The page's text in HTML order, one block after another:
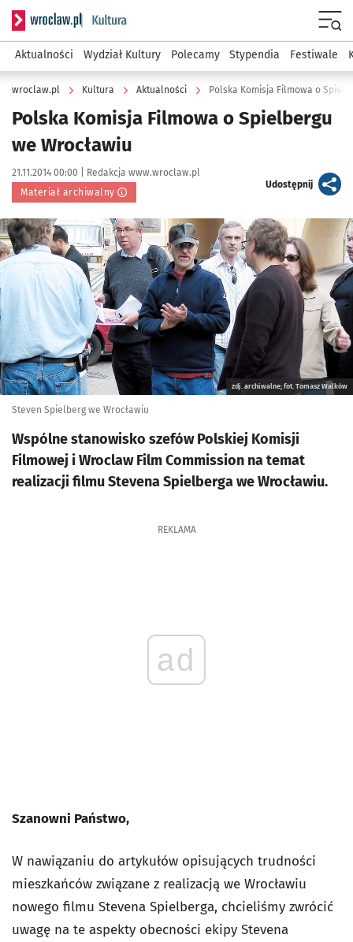
Serwis informacyjny wroclaw.pl podserwis: Kultura
Aktualności Wydział Kultury Polecamy Stypendia Festiwale
wroclaw.pl Kultura Aktualności Polska Komisja Filmowa o
Polska Komisja Filmowa o Spielbergu
we Wrocławiu
Data publikacji:
21.11.2014 00:00 | Autor:
Redakcja www.wroclaw.pl
Materiał archiwalny
Udostępnijartykuł
Kliknij, aby powiększyć
zdj. archiwalne; fot. Tomasz Walków
Steven Spielberg we Wrocławiu
Wspólne stanowisko szefów Polskiej Komisji
Filmowej i Wroclaw Film Commission na temat
realizacji filmu Stevena Spielberga we Wrocławiu.
REKLAMA
ad
Szanowni Państwo,
W nawiązaniu do artykułów opisujących trudności
mieszkańców związane z realizacją we Wrocławiu
nowego filmu Stevena Spielberga, chcieliśmy zwrócić
uwagę na te aspekty obecności ekipy Stevena